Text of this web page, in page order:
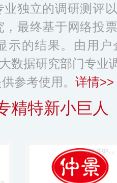
独立的调研测评
最终基于网络投
示的结果。由用
数据研究部门专业
参考使用。 详情>>
精特新小巨人